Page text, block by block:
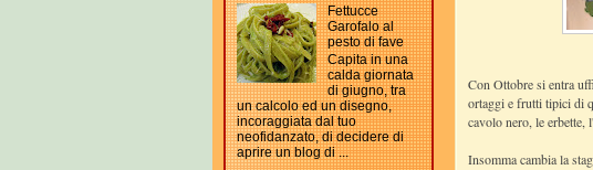
Fettucce
Garofalo al
pesto di fave
Capita in una
calda giornata
di giugno, tra
un calcolo ed un disegno,
incoraggiata dal tuo
neofidanzato, di decidere di
aprire un blog di ...
Con Ottobre si entra
ortaggi e frutti tipici di
cavolo nero, le
Insomma cambia la